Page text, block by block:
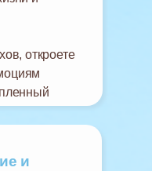
и
откроете